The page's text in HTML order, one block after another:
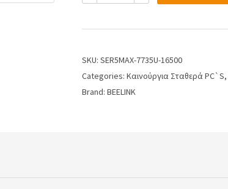
SKU: SER5MAX-7735U-16500
Categories: Kαινούργια Σταθερά PC`S,
Brand: BEELINK